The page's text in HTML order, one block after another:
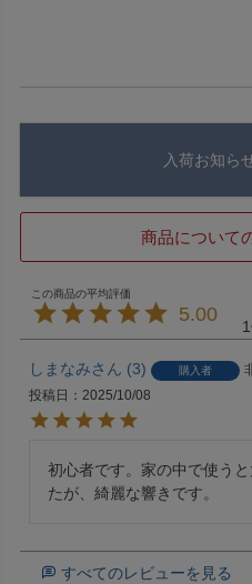
入荷お知ら
商品について
5.00
1
しまなみ 3 購入者
投稿日
2025/10/08
初心者です。家の中で使う
たが、綺麗な響きです。
すべてのレビューを見る